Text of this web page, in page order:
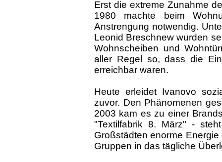
Erst die extreme Zunahme
1980 machte beim
Anstrengung notwendig.
Leonid Breschnew wurden
Wohnscheiben und
aller Regel so, dass die
erreichbar waren.
Heute erleidet Ivanovo
zuvor. Den Phänomenen
2003 kam es zu einer
"Textilfabrik 8. März" -
Großstädten enorme
Gruppen in das tägliche